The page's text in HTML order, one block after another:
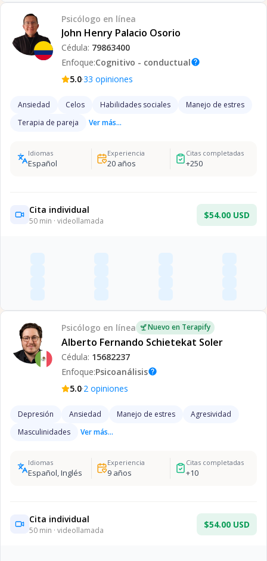
Psicólogo en línea
John Henry Palacio Osorio
Cédula: 79863400
Enfoque:Cognitivo - conductualhelp
5.0·33 opiniones
Ansiedad Celos Habilidades sociales
Manejo de estres
Terapia de pareja
Ver más...
Idiomas
Español
Experiencia
20años
Citas completadas
+250
Cita individual
50 min · videollamada
$54.00 USD
Psicólogo en línea Nuevo en Terapify
Alberto Fernando Schietekat Soler
Cédula: 15682237
Enfoque:Psicoanálisishelp
5.0·2 opiniones
Depresión Ansiedad Manejo de estres
Agresividad
Masculinidades
Ver más...
Idiomas
Español, Inglés
Experiencia
9años
Citas completadas
+10
Cita individual
50 min · videollamada
$54.00 USD